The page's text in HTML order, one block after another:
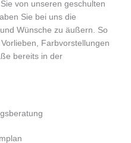
von unseren geschulten
Sie bei uns die
Wünsche zu äußern. So
Farbvorstellungen
bereits in der